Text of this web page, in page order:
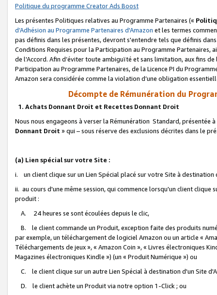
Politique du programme Creator Ads Boost
Les présentes Politiques relatives au Programme Partenaires («
d’Adhésion au Programme Partenaires d'Amazon et les termes
pas définis dans les présentes, devront s'entendre tels que définis
Conditions Requises pour la Participation au Programme Partenaires,
de l'Accord. Afin d’éviter toute ambiguïté et sans limitation, aux fins
Participation au Programme Partenaires, de la Licence PI du
Amazon sera considérée comme la violation d’une obligation
Décompte de Rémunération du
1. Achats Donnant Droit et Recettes Donnant Droit
Nous nous engageons à verser la Rémunération Standard, présentée
Donnant Droit » qui – sous réserve des exclusions décrites dans le
(a) Lien spécial sur votre Site :
i. un client clique sur un Lien Spécial placé sur votre Site à destination
ii. au cours d'une même session, qui commence lorsqu'un client
produit :
A. 24 heures se sont écoulées depuis le clic,
B. le client commande un Produit, exception faite des produits
par exemple, un téléchargement de logiciel Amazon ou un article «
Téléchargements de jeux », « Amazon Coin », « Livres électroniques
Magazines électroniques Kindle ») (un « Produit Numérique ») ou
C. le client clique sur un autre Lien Spécial à destination d'un Site
D. le client achète un Produit via notre option 1-Click ; ou